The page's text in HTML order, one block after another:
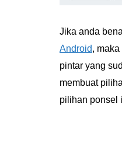
Jika anda
Android,
pintar yang
membuat
pilihan ponsel